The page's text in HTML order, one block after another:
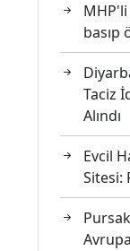
MHP'li
basıp
Taciz
Alındı
Evcil
Sitesi: